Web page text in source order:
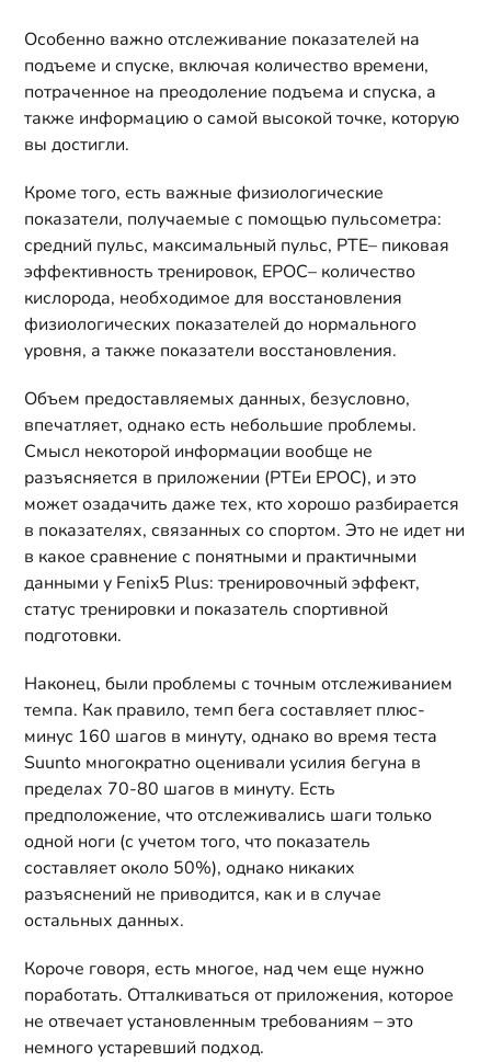
Особенно важно отслеживание показателей на
подъеме и спуске, включая количество времени,
потраченное на преодоление подъема и спуска, а
также информацию о самой высокой точке, которую
вы достигли.
Кроме того, есть важные физиологические
показатели, получаемые с помощью пульсометра:
средний пульс, максимальный пульс, PTE– пиковая
эффективность тренировок, EPOC– количество
кислорода, необходимое для восстановления
физиологических показателей до нормального
уровня, а также показатели восстановления.
Объем предоставляемых данных, безусловно,
впечатляет, однако есть небольшие проблемы.
Смысл некоторой информации вообще не
разъясняется в приложении (PTEи EPOC), и это
может озадачить даже тех, кто хорошо разбирается
в показателях, связанных со спортом. Это не идет ни
в какое сравнение с понятными и практичными
данными у Fenix5 Plus: тренировочный эффект,
статус тренировки и показатель спортивной
подготовки.
Наконец, были проблемы с точным отслеживанием
темпа. Как правило, темп бега составляет плюс-
минус 160 шагов в минуту, однако во время теста
Suunto многократно оценивали усилия бегуна в
пределах 70-80 шагов в минуту. Есть
предположение, что отслеживались шаги только
одной ноги (с учетом того, что показатель
составляет около 50%), однако никаких
разъяснений не приводится, как и в случае
остальных данных.
Короче говоря, есть многое, над чем еще нужно
поработать. Отталкиваться от приложения, которое
не отвечает установленным требованиям – это
немного устаревший подход.